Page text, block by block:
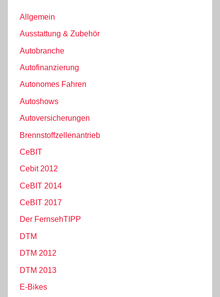
Allgemein
Ausstattung & Zubehör
Autobranche
Autofinanzierung
Autonomes Fahren
Autoshows
Autoversicherungen
Brennstoffzellenantrieb
CeBIT
Cebit 2012
CeBIT 2014
CeBIT 2017
Der FernsehTIPP
DTM
DTM 2012
DTM 2013
E-Bikes